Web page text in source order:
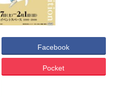
Facebook
Pocket